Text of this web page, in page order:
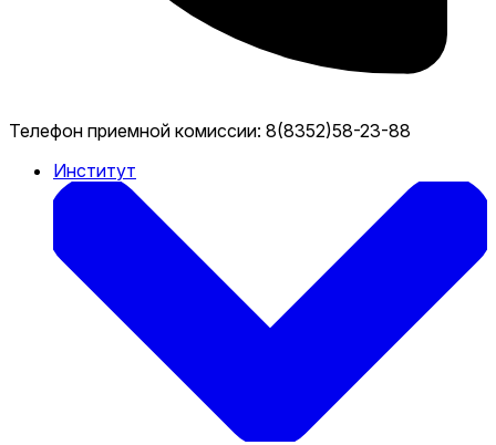
Телефон приемной комиссии: 8(8352)58-23-88
Институт